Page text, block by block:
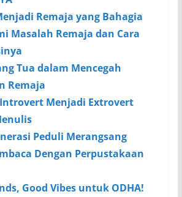
Remaja yang Bahagia
Masalah Remaja dan Cara
Tua dalam Mencegah
Remaja
Menjadi Extrovert
Peduli Merangsang
Dengan Perpustakaan
Good Vibes untuk ODHA!